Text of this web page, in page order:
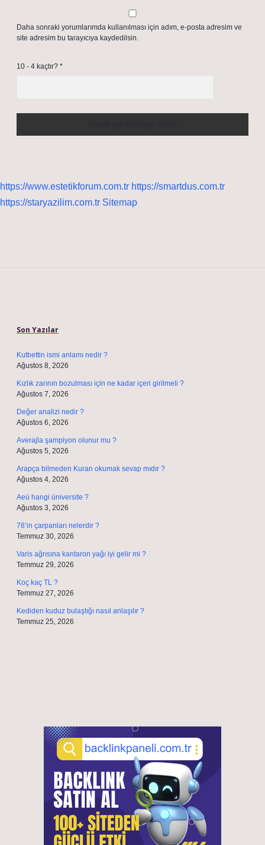
Daha sonraki yorumlarımda kullanılması için adım, e-posta adresim ve
site adresim bu tarayıcıya kaydedilsin.
10 - 4 kaçtır? *
https://www.estetikforum.com.tr https://smartdus.com.tr
https://staryazilim.com.tr Sitemap
Son Yazılar
Kutbettin ismi anlamı nedir ?
Ağustos 8, 2026
Kızlık zarının bozulması için ne kadar içeri girilmeli ?
Ağustos 7, 2026
Değer analizi nedir ?
Ağustos 6, 2026
Averajla şampiyon olunur mu ?
Ağustos 5, 2026
Arapça bilmeden Kuran okumak sevap mıdır ?
Ağustos 4, 2026
Aeü hangi üniversite ?
Ağustos 3, 2026
78’in çarpanları nelerdir ?
Temmuz 30, 2026
Varis ağrısına kantaron yağı iyi gelir mi ?
Temmuz 29, 2026
Koç kaç TL ?
Temmuz 27, 2026
Kediden kuduz bulaştığı nasıl anlaşılır ?
Temmuz 25, 2026